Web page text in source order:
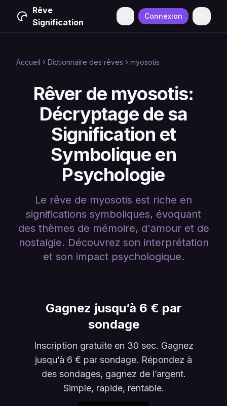
Rêve
Signification
Menu Connexion
Accueil Dictionnaire des rêves myosotis
Rêver de myosotis:
Décryptage de sa
Signification et
Symbolique en
Psychologie
Le rêve de myosotis est riche en
significations symboliques, évoquant
des thèmes de mémoire, d'amour et de
nostalgie. Découvrez son interprétation
et son impact psychologique.
Gagnez jusqu’à 6 € par
sondage
Inscription gratuite en 30 sec. Gagnez
jusqu’à 6 € par sondage. Répondez à
des sondages, gagnez de l’argent.
Simple, rapide, rentable.